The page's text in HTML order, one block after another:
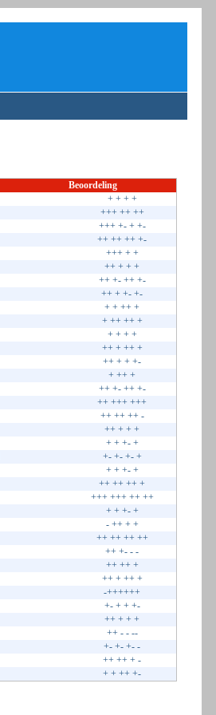
Beoordeling
+ + + +
+++ ++ ++
+++ +- + +-
++ ++ ++ +-
+++ + +
++ + + +
++ +- ++ +-
++ + +- +-
+ + ++ +
+ ++ ++ +
+ + + +
++ + ++ +
++ + + +-
+ ++ +
++ +- ++ +-
++ +++ +++
++ ++ ++ -
++ + + +
+ + +- +
+- +- +- +
+ + +- +
++ ++ ++ +
+++ +++ ++ ++
+ + +- +
- ++ + +
++ ++ ++ ++
++ +- - -
++ ++ +
++ + ++ +
-++++++
+- + + +-
++ + + +
++ - - --
+- +- +- -
++ ++ + -
+ + ++ +-